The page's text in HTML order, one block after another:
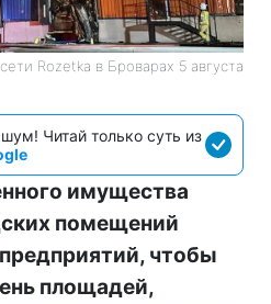
Rozetka в Броварах 5 августа
Читай только суть из
имущества
помещений
чтобы
площадей,